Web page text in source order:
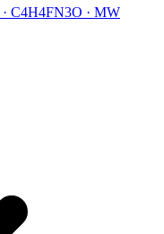
· C4H4FN3O · MW